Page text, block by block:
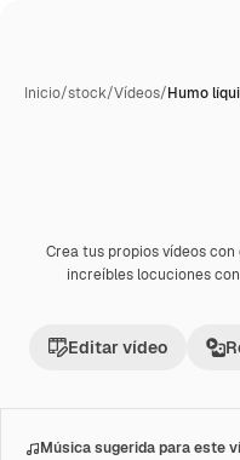
Inicio/stock/Vídeos/Humo
Premium
Crea tus propios vídeos con
increíbles locuciones
Editar vídeo
Música sugerida para este